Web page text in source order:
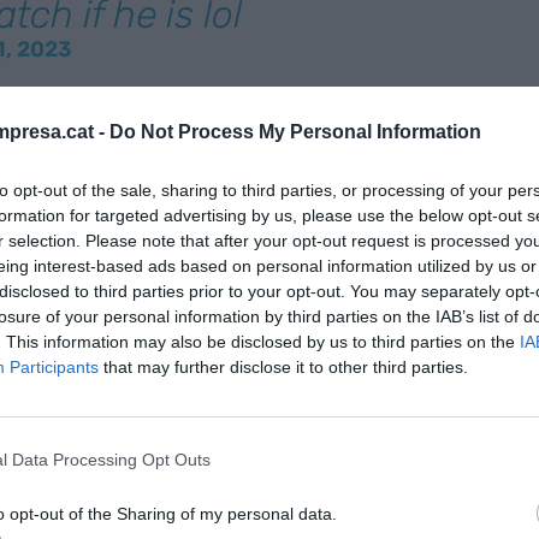
- Do Not Process My Personal Information
opt-out of the sale, sharing to third parties, or processing of your
for targeted advertising by us, please use the below opt-out
selection. Please note that after your opt-out request is processed
interest-based ads based on personal information utilized by us
to third parties prior to your opt-out. You may separately
of your personal information by third parties on the IAB’s list of
This information may also be disclosed by us to third parties on the
Participants that may further disclose it to other third parties.
Data Processing Opt Outs
opt-out of the Sharing of my personal data.
if he is lol
2023
jiu-jitsu regularment, va acceptar el repte de
publicació de resposta en el seu compte
Twitter que triés hora i lloc.
d’aquest dijous Threads ja està disponible per
doncs la nova aplicació de Meta no compleix
la recollida i compartició de dades entre
que l’usuari disposi d’un compte d’Instagram.
als usuaris decidir si volen seguir els mateixos
aquests disposin d’un perfil de Threads.